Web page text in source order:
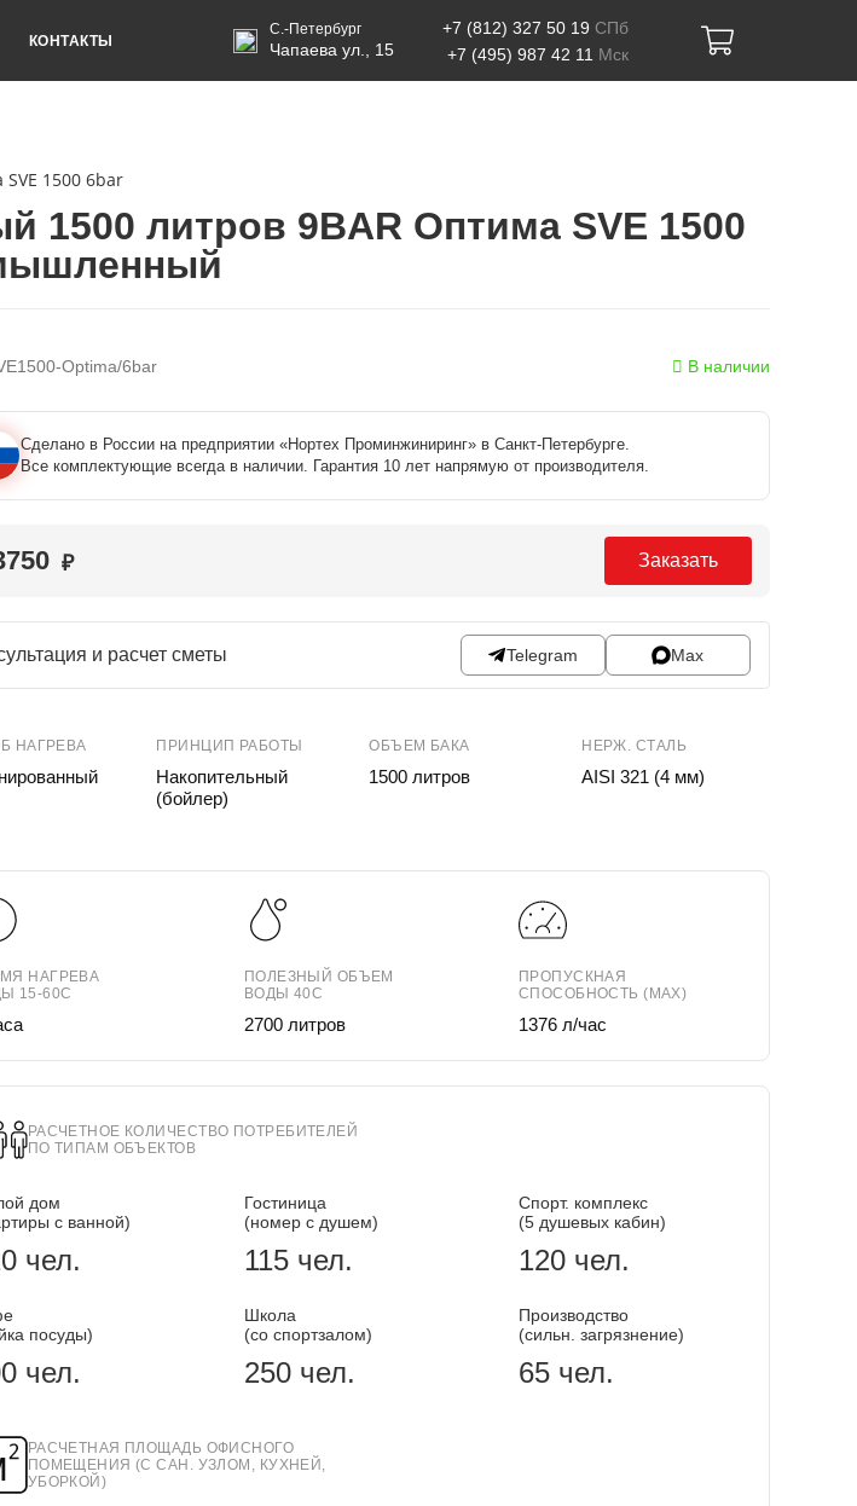
КОНТАКТЫ
С.-Петербург
Чапаева ул., 15
+7 (812) 327 50 19 СПб
+7 (495) 987 42 11 Мск
1500 6bar
1500 литров 9BAR Оптима SVE 1500
Optima/6bar В наличии
Сделано в России на предприятии «Нортех Проминжиниринг» в Санкт-Петербурге.
Все комплектующие всегда в наличии. Гарантия 10 лет напрямую от производителя.
₽ Заказать
и расчет сметы Telegram Max
НАГРЕВА ПРИНЦИП РАБОТЫ
Накопительный
(бойлер)
ОБЪЕМ БАКА
1500 литров
НЕРЖ. СТАЛЬ
AISI 321 (4 мм)
НАГРЕВА
15-60С
ПОЛЕЗНЫЙ ОБЪЕМ
ВОДЫ 40С
2700 литров
ПРОПУСКНАЯ
СПОСОБНОСТЬ (MAX)
1376 л/час
РАСЧЕТНОЕ КОЛИЧЕСТВО ПОТРЕБИТЕЛЕЙ
ПО ТИПАМ ОБЪЕКТОВ
дом
с ванной)
чел.
Гостиница
(номер с душем)
115 чел.
Спорт. комплекс
(5 душевых кабин)
120 чел.
посуды)
чел.
Школа
(со спортзалом)
250 чел.
Производство
(сильн. загрязнение)
65 чел.
РАСЧЕТНАЯ ПЛОЩАДЬ ОФИСНОГО
ПОМЕЩЕНИЯ (С САН. УЗЛОМ, КУХНЕЙ,
УБОРКОЙ)